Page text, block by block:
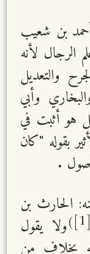
أحمد بن شعيب
الرجال لأنه
والتعديل
وأبي
هو أثبت في
بقوله "كان
.
الحارث بن
[1]
)ولا يقول
بخلاف من